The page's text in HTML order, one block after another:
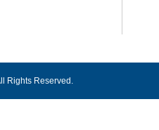
Rights Reserved.